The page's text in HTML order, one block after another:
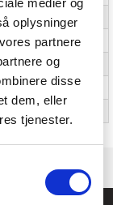
oplysninger
partnere
og
disse
dem, eller
tjenester.